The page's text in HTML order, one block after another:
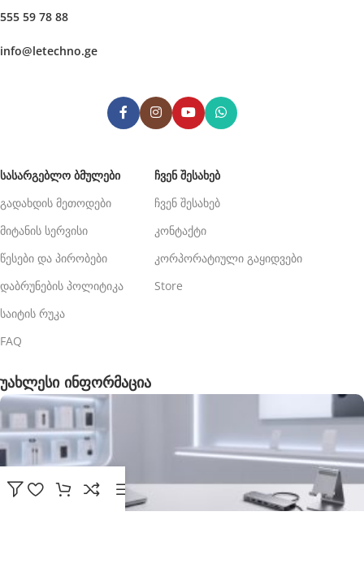
555 59 78 88
info@letechno.ge
ᲡᲐᲡᲐᲠᲒᲔᲑᲚᲝ ᲑᲛᲣᲚᲔᲑᲘ
გადახდის მეთოდები
მიტანის სერვისი
წესები და პირობები
დაბრუნების პოლიტიკა
საიტის რუკა
FAQ
ᲩᲕᲔᲜ ᲨᲔᲡᲐᲮᲔᲑ
ჩვენ შესახებ
კონტაქტი
კორპორატიული გაყიდვები
Store
უახლესი ინფორმაცია